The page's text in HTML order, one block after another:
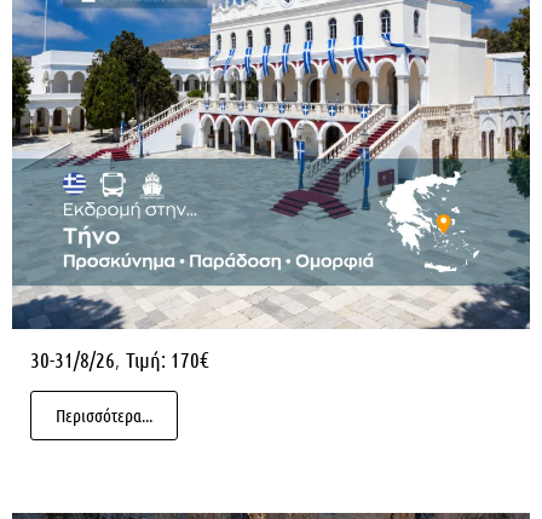
30-31/8/26, Τιμή: 170€
Περισσότερα...